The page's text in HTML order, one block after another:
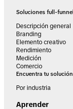
Soluciones full-funnel
Descripción general
Branding
Elemento creativo
Rendimiento
Medición
Comercio
Encuentra tu solución
Por industria
Aprender